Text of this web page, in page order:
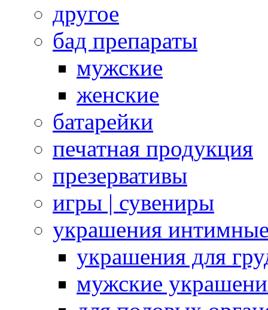
другое
бад препараты
мужские
женские
батарейки
печатная продукция
презервативы
игры | сувениры
украшения
украшения для
мужские